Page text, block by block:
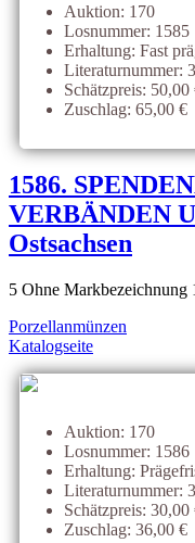
Auktion: 170
Losnummer: 1585
Erhaltung: Fast
Literaturnummer:
Schätzpreis: 50,00
Zuschlag: 65,00 €
1586.
VERBÄNDEN
Ostsachsen
5 Ohne Markbezeichnung
Porzellanmünzen
Katalogseite
Auktion: 170
Losnummer: 1586
Erhaltung:
Literaturnummer:
Schätzpreis: 30,00
Zuschlag: 36,00 €